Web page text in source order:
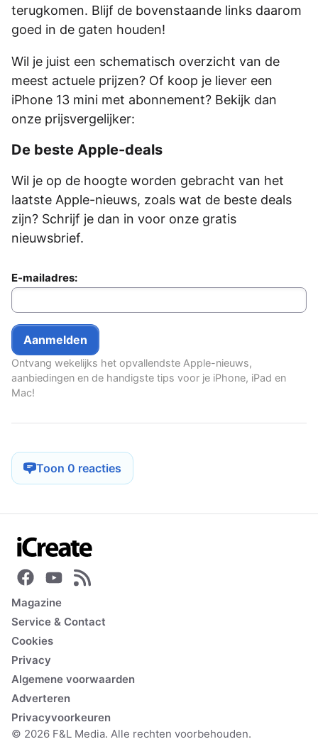
terugkomen. Blijf de bovenstaande links daarom
goed in de gaten houden!
Wil je juist een schematisch overzicht van de
meest actuele prijzen? Of koop je liever een
iPhone 13 mini met abonnement? Bekijk dan
onze prijsvergelijker:
De beste Apple-deals
Wil je op de hoogte worden gebracht van het
laatste Apple-nieuws, zoals wat de beste deals
zijn? Schrijf je dan in voor onze gratis
nieuwsbrief.
E-mailadres:
Ontvang wekelijks het opvallendste Apple-nieuws,
aanbiedingen en de handigste tips voor je iPhone, iPad en
Mac!
Toon 0 reacties
Magazine
Service & Contact
Cookies
Privacy
Algemene voorwaarden
Adverteren
Privacyvoorkeuren
© 2026 F&L Media. Alle rechten voorbehouden.